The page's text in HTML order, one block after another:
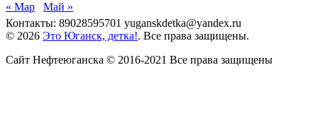
« Мар
Май »
Контакты: 89028595701 yuganskdetka@yandex.ru
© 2026 Это Юганск, детка!. Все права защищены.
Сайт Нефтеюганска © 2016-2021 Все права защищены